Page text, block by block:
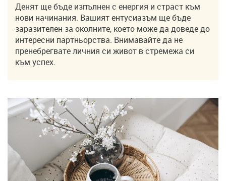
Денят ще бъде изпълнен с енергия и страст към
нови начинания. Вашият ентусиазъм ще бъде
заразителен за околните, което може да доведе до
интересни партньорства. Внимавайте да не
пренебрегвате личния си живот в стремежа си
към успех.